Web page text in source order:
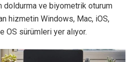
doldurma ve biyometrik oturum
hizmetin Windows, Mac, iOS,
OS sürümleri yer alıyor.